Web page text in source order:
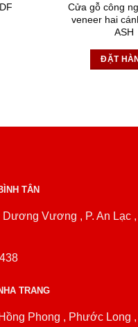
Cửa gỗ công
veneer hai
ASH
ĐẶT
TÂN
Vương , P. An Lạc
TRANG
Phong , Phước Long